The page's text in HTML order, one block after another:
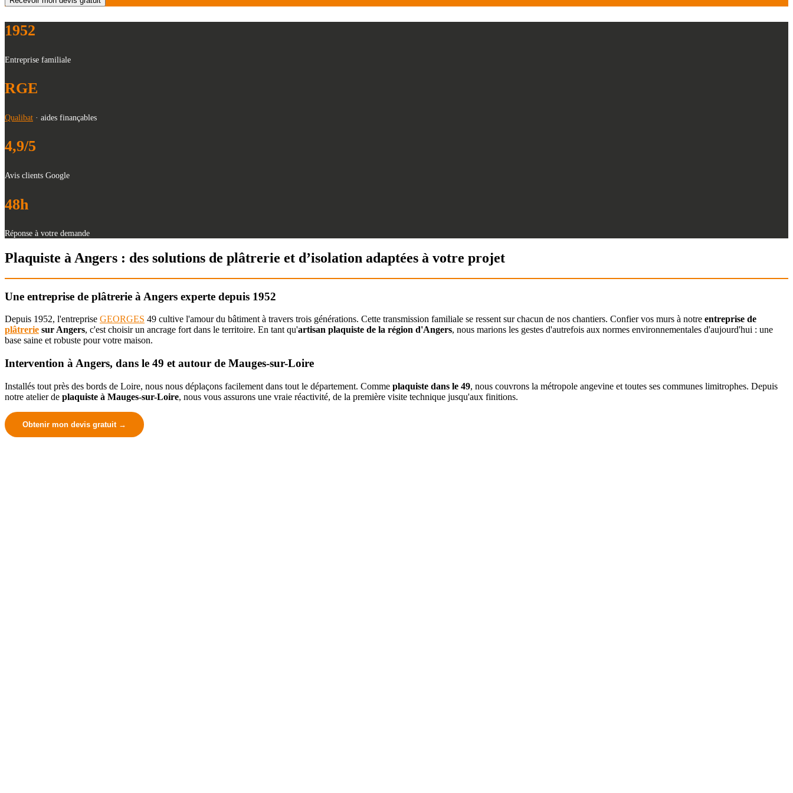
1952
Entreprise familiale
RGE
Qualibat · aides finançables
4,9/5
Avis clients Google
48h
Réponse à votre demande
Plaquiste à Angers : des solutions de plâtrerie et d’isolation adaptées à votre projet
Une entreprise de plâtrerie à Angers experte depuis 1952
Depuis 1952, l'entreprise GEORGES 49 cultive l'amour du bâtiment à travers trois générations. Cette transmission familiale se ressent sur chacun de nos chantiers. Confier vos murs à notre entreprise de
plâtrerie sur Angers, c'est choisir un ancrage fort dans le territoire. En tant qu'artisan plaquiste de la région d'Angers, nous marions les gestes d'autrefois aux normes environnementales d'aujourd'hui : une
base saine et robuste pour votre maison.
Intervention à Angers, dans le 49 et autour de Mauges-sur-Loire
Installés tout près des bords de Loire, nous nous déplaçons facilement dans tout le département. Comme plaquiste dans le 49, nous couvrons la métropole angevine et toutes ses communes limitrophes. Depuis
notre atelier de plaquiste à Mauges-sur-Loire, nous vous assurons une vraie réactivité, de la première visite technique jusqu'aux finitions.
Obtenir mon devis gratuit →